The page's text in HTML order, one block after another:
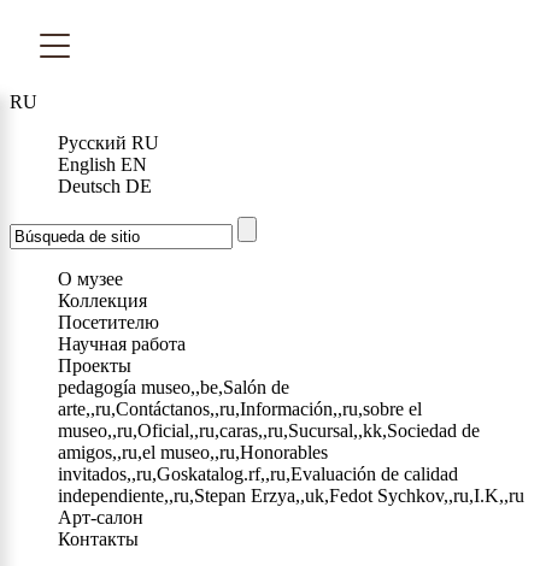
RU
Русский RU
English EN
Deutsch DE
О музее
Коллекция
Посетителю
Научная работа
Проекты
pedagogía museo,,be,Salón de
arte,,ru,Contáctanos,,ru,Información,,ru,sobre el
museo,,ru,Oficial,,ru,caras,,ru,Sucursal,,kk,Sociedad de
amigos,,ru,el museo,,ru,Honorables
invitados,,ru,Goskatalog.rf,,ru,Evaluación de calidad
independiente,,ru,Stepan Erzya,,uk,Fedot Sychkov,,ru,I.K,,ru
Арт-салон
Контакты